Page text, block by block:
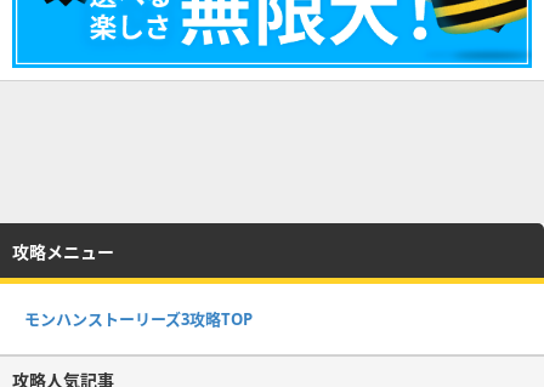
攻略メニュー
モンハンストーリーズ3攻略TOP
攻略人気記事